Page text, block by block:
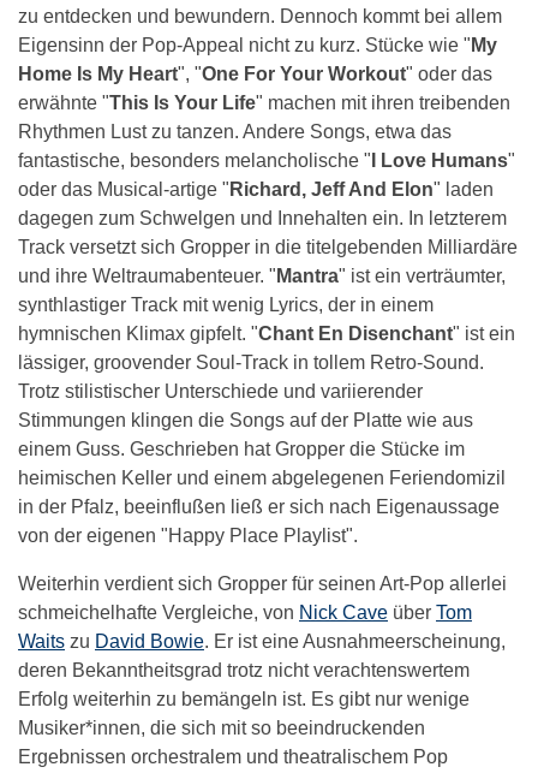
zu entdecken und bewundern. Dennoch kommt bei allem
Eigensinn der Pop-Appeal nicht zu kurz. Stücke wie " My
Home Is My Heart", "One For Your Workout" oder das
erwähnte "This Is Your Life" machen mit ihren treibenden
Rhythmen Lust zu tanzen. Andere Songs, etwa das
fantastische, besonders melancholische " I Love Humans"
oder das Musical-artige " Richard, Jeff And Elon" laden
dagegen zum Schwelgen und Innehalten ein. In letzterem
Track versetzt sich Gropper in die titelgebenden Milliardäre
und ihre Weltraumabenteuer. " Mantra" ist ein verträumter,
synthlastiger Track mit wenig Lyrics, der in einem
hymnischen Klimax gipfelt. "Chant En Disenchant" ist ein
lässiger, groovender Soul-Track in tollem Retro-Sound.
Trotz stilistischer Unterschiede und variierender
Stimmungen klingen die Songs auf der Platte wie aus
einem Guss. Geschrieben hat Gropper die Stücke im
heimischen Keller und einem abgelegenen Feriendomizil
in der Pfalz, beeinflußen ließ er sich nach Eigenaussage
von der eigenen "Happy Place Playlist".
Weiterhin verdient sich Gropper für seinen Art-Pop allerlei
schmeichelhafte Vergleiche, von Nick Cave über Tom
Waits zu David Bowie. Er ist eine Ausnahmeerscheinung,
deren Bekanntheitsgrad trotz nicht verachtenswertem
Erfolg weiterhin zu bemängeln ist. Es gibt nur wenige
Musiker*innen, die sich mit so beeindruckenden
Ergebnissen orchestralem und theatralischem Pop